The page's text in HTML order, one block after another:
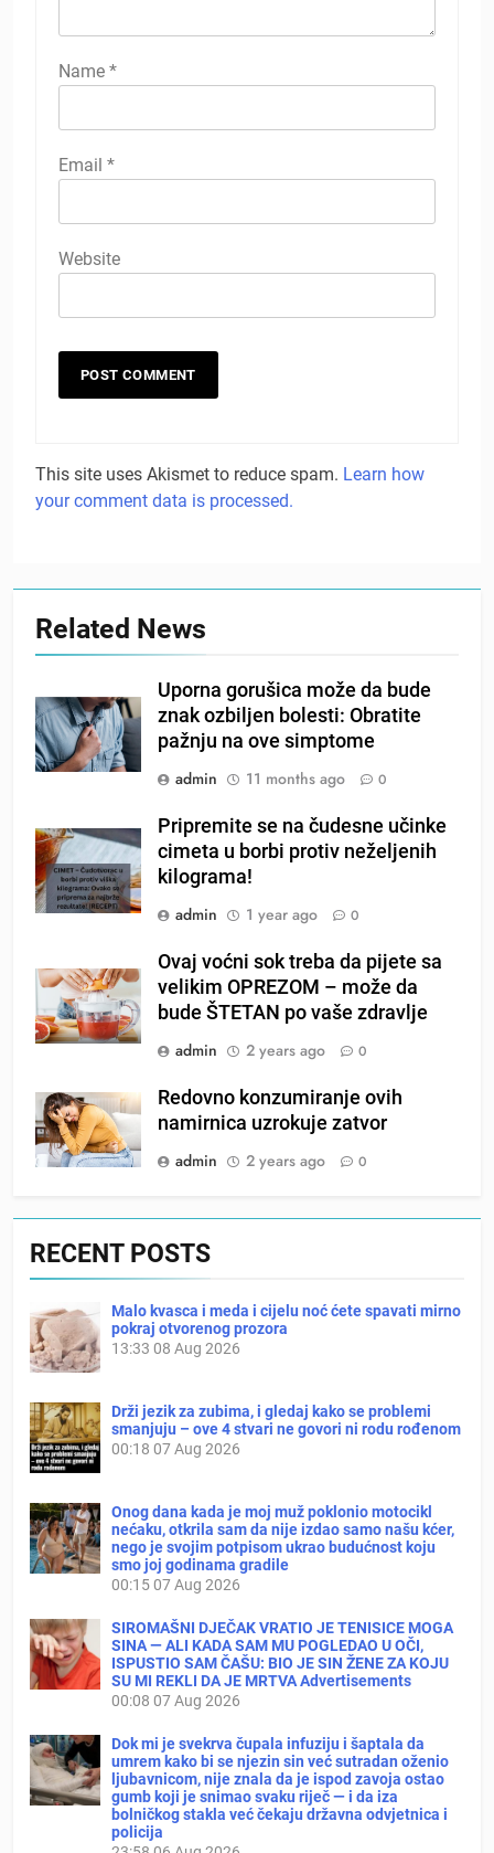
Name *
Email *
Website
This site uses Akismet to reduce spam. Learn how
your comment data is processed.
Related News
Uporna gorušica može da bude
znak ozbiljen bolesti: Obratite
pažnju na ove simptome
admin
11 months ago 0
Pripremite se na čudesne učinke
cimeta u borbi protiv neželjenih
kilograma!
admin
1 year ago 0
Ovaj voćni sok treba da pijete sa
velikim OPREZOM – može da
bude ŠTETAN po vaše zdravlje
admin
2 years ago 0
Redovno konzumiranje ovih
namirnica uzrokuje zatvor
admin
2 years ago 0
RECENT POSTS
Malo kvasca i meda i cijelu noć ćete spavati mirno
pokraj otvorenog prozora
13:33 08 Aug 2026
Drži jezik za zubima, i gledaj kako se problemi
smanjuju – ove 4 stvari ne govori ni rodu rođenom
00:18 07 Aug 2026
Onog dana kada je moj muž poklonio motocikl
nećaku, otkrila sam da nije izdao samo našu kćer,
nego je svojim potpisom ukrao budućnost koju
smo joj godinama gradile
00:1507 Aug 2026
SIROMAŠNI DJEČAK VRATIO JE TENISICE MOGA
SINA — ALI KADA SAM MU POGLEDAO U OČI,
ISPUSTIO SAM ČAŠU: BIO JE SIN ŽENE ZA KOJU
SU MI REKLI DA JE MRTVA Advertisements
00:08 07 Aug 2026
Dok mi je svekrva čupala infuziju i šaptala da
umrem kako bi se njezin sin već sutradan oženio
ljubavnicom, nije znala da je ispod zavoja ostao
gumb koji je snimao svaku riječ — i da iza
bolničkog stakla već čekaju državna odvjetnica i
policija